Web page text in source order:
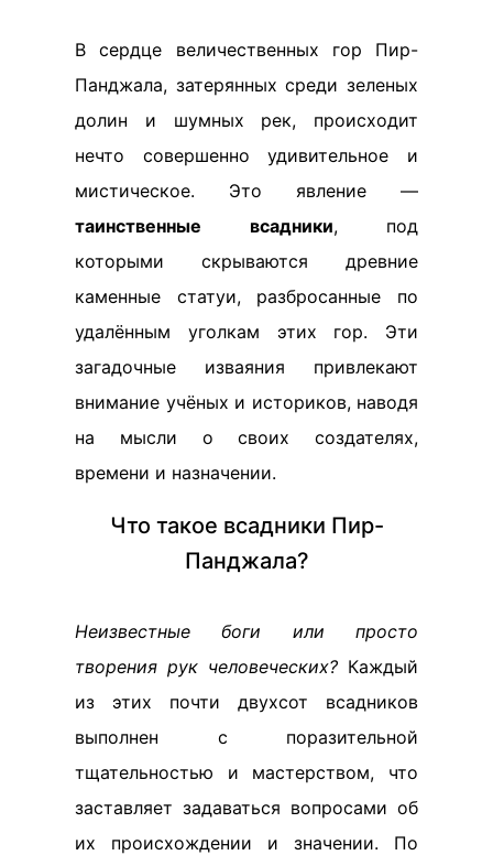
В сердце величественных гор Пир-
Панджала, затерянных среди зеленых
долин и шумных рек, происходит
нечто совершенно удивительное и
мистическое. Это явление —
таинственные всадники, под
которыми скрываются древние
каменные статуи, разбросанные по
удалённым уголкам этих гор. Эти
загадочные изваяния привлекают
внимание учёных и историков, наводя
на мысли о своих создателях,
времени и назначении.
Что такое всадники Пир-
Панджала?
Неизвестные боги или просто
творения рук человеческих? Каждый
из этих почти двухсот всадников
выполнен с поразительной
тщательностью и мастерством, что
заставляет задаваться вопросами об
их происхождении и значении. По